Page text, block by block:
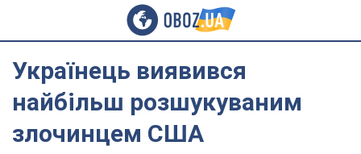
Українець виявився
найбільш розшукуваним
злочинцем США